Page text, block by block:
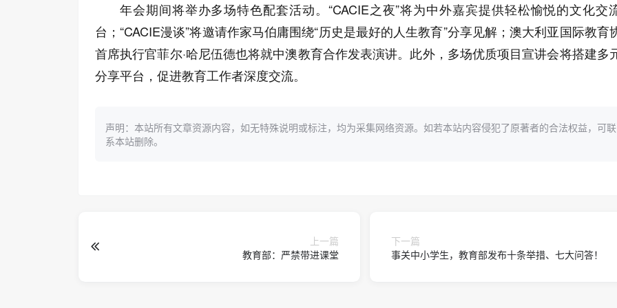
年会期间将举办多场特色配套活动。“CACIE之夜”将为中外嘉宾提供轻松愉悦的文化交
台；“CACIE漫谈”将邀请作家马伯庸围绕“历史是最好的人生教育”分享见解；澳大利亚国际教育
首席执行官菲尔·哈尼伍德也将就中澳教育合作发表演讲。此外，多场优质项目宣讲会将搭建多
分享平台，促进教育工作者深度交流。
声明：本站所有文章资源内容，如无特殊说明或标注，均为采集网络资源。如若本站内容侵犯了原著者的合法权益，可联
系本站删除。
上一篇
教育部：严禁带进课堂
下一篇
事关中小学生，教育部发布十条举措、七大问答！